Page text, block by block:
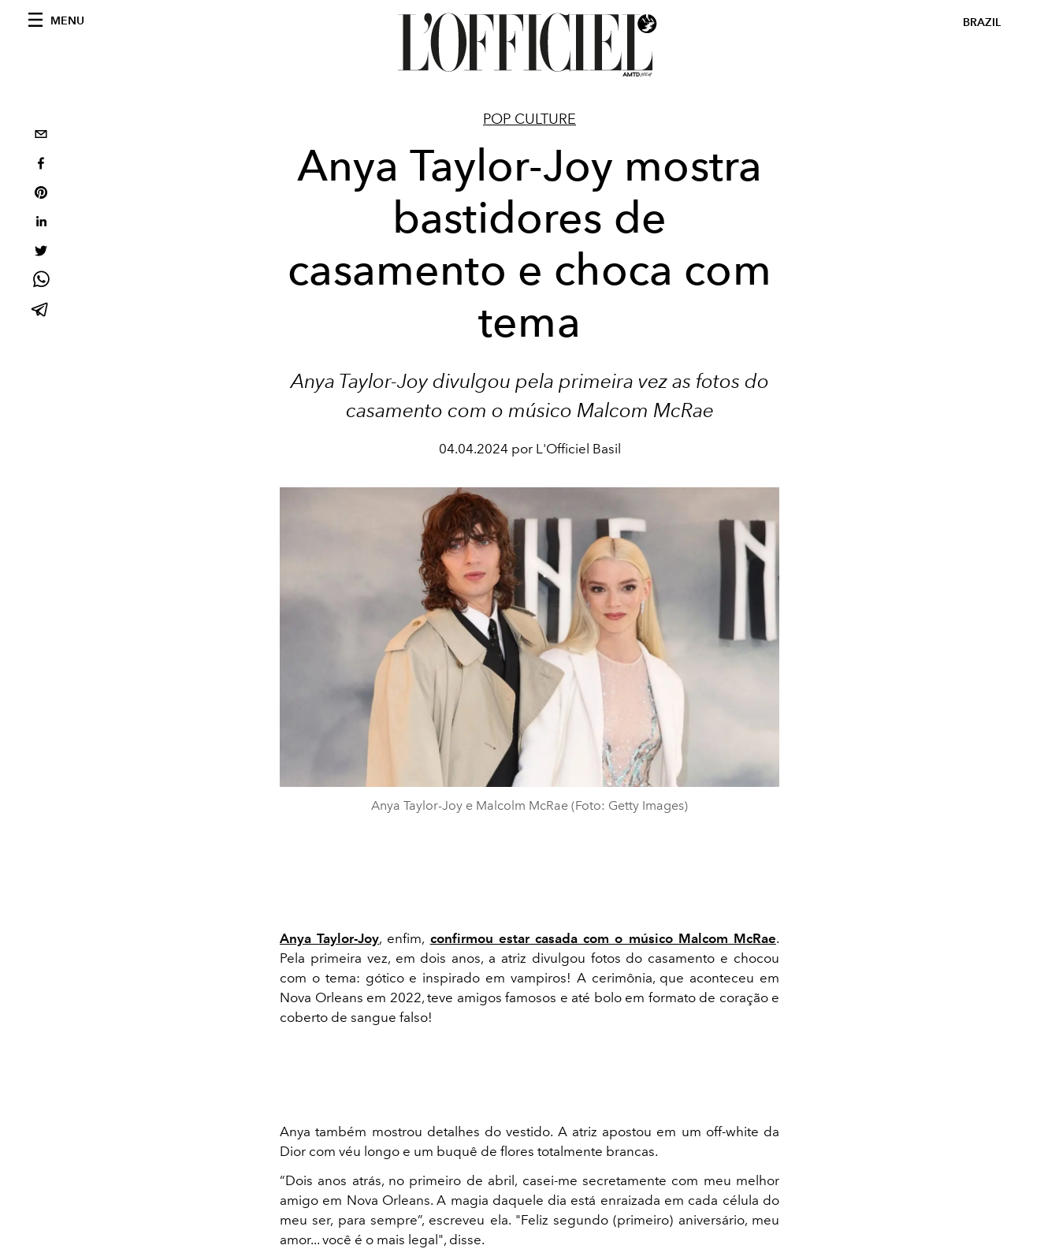
MENU BRAZIL
POP CULTURE
Anya Taylor-Joy mostra
bastidores de
casamento e choca com
tema
Anya Taylor-Joy divulgou pela primeira vez as fotos do
casamento com o músico Malcom McRae
04.04.2024 por L'Officiel Basil
Anya Taylor-Joy e Malcolm McRae (Foto: Getty Images)
Anya Taylor-Joy, enfim, confirmou estar casada com o músico Malcom McRae.
Pela primeira vez, em dois anos, a atriz divulgou fotos do casamento e chocou
com o tema: gótico e inspirado em vampiros! A cerimônia, que aconteceu em
Nova Orleans em 2022, teve amigos famosos e até bolo em formato de coração e
coberto de sangue falso!
Anya também mostrou detalhes do vestido. A atriz apostou em um off-white da
Dior com véu longo e um buquê de flores totalmente brancas.
“Dois anos atrás, no primeiro de abril, casei-me secretamente com meu melhor
amigo em Nova Orleans. A magia daquele dia está enraizada em cada célula do
meu ser, para sempre”, escreveu ela. "Feliz segundo (primeiro) aniversário, meu
amor... você é o mais legal", disse.